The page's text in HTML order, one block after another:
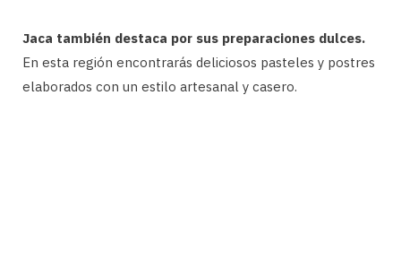
Jaca también destaca por sus preparaciones dulces.
En esta región encontrarás deliciosos pasteles y postres
elaborados con un estilo artesanal y casero.